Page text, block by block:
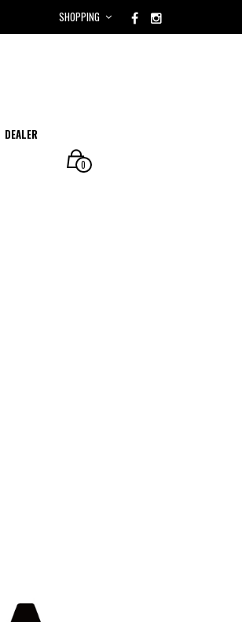
SHOPPING
DEALER
0